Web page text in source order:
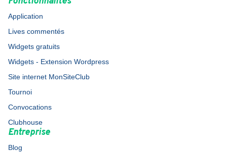
Application
Lives commentés
Widgets gratuits
Widgets - Extension Wordpress
Site internet MonSiteClub
Tournoi
Convocations
Clubhouse
Entreprise
Blog